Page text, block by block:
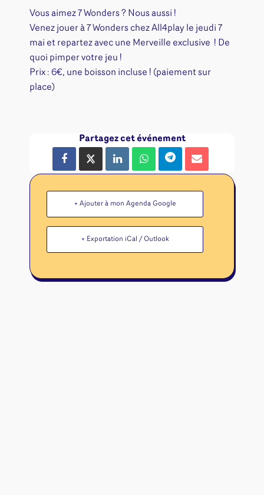
Vous aimez 7 Wonders ? Nous aussi !
Venez jouer à 7 Wonders chez All4play le jeudi 7
mai et repartez avec une Merveille exclusive ! De
quoi pimper votre jeu !
Prix : 6€, une boisson incluse ! (paiement sur
place)
Partagez cet événement
+ Ajouter à mon Agenda Google
+ Exportation iCal / Outlook